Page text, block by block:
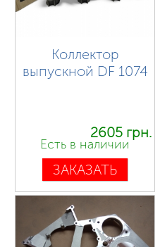
Коллектор
выпускной DF 1074
2605 грн.
Есть в наличии
ЗАКАЗАТЬ